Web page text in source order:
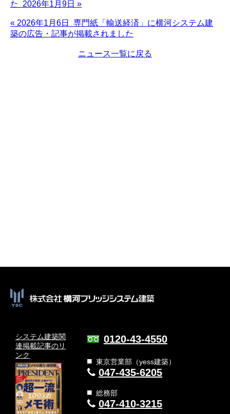
た 2026年1月9日 »
« 2026年1月6日 専門紙「輸送経済」に横河システム建
築の広告・記事が掲載されました
ニュース一覧に戻る
システム建築関
連掲載記事のリ
ンク
0120-43-4550
東京営業部（yess建築）
047-435-6205
総務部
047-410-3215